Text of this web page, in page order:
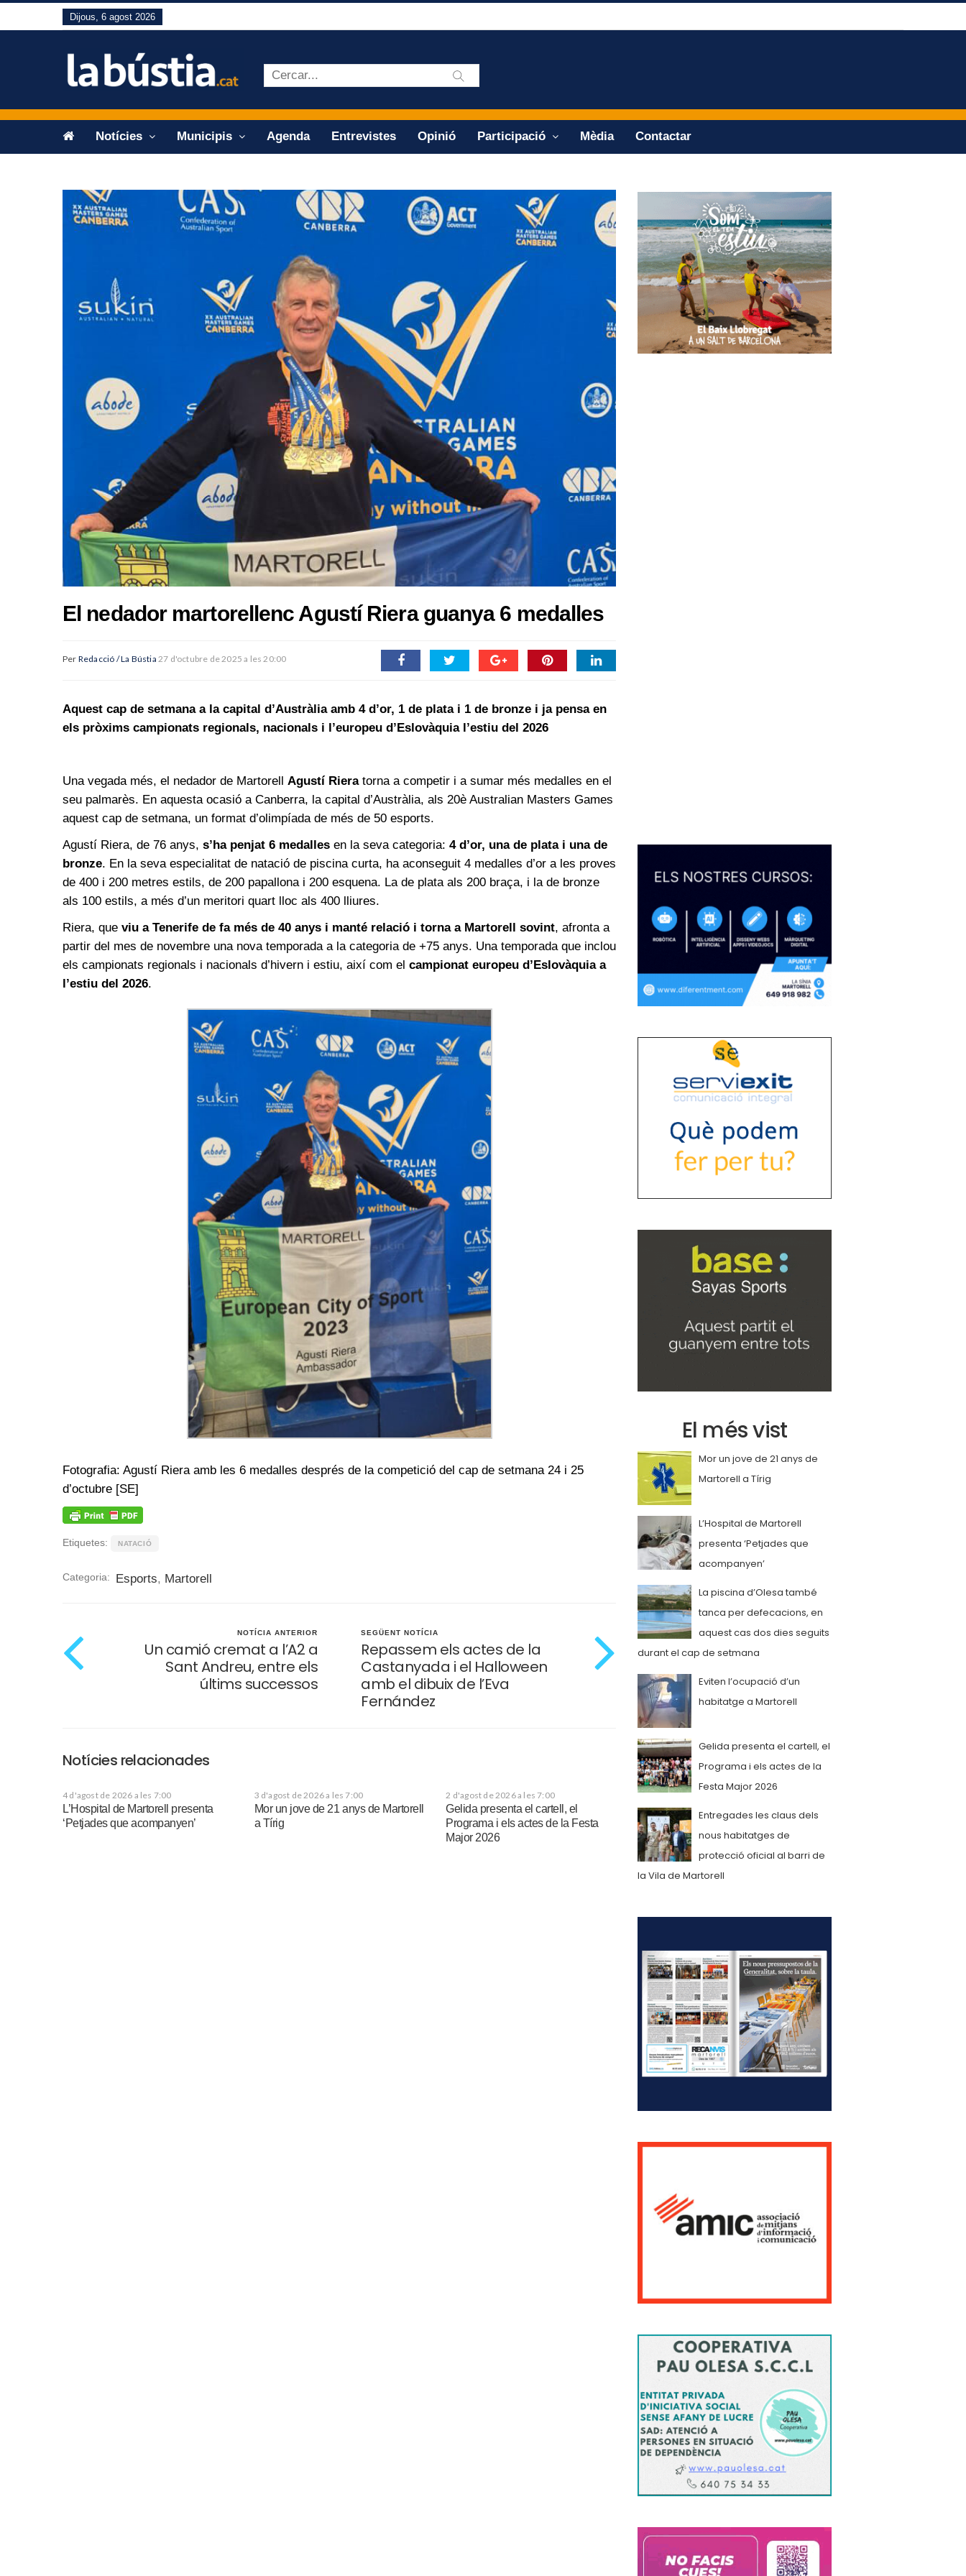
Dijous, 6 agost 2026
Notícies Municipis Agenda Entrevistes Opinió Participació Mèdia Contactar
El nedador martorellenc Agustí Riera guanya 6 medalles
Per Redacció / La Bústia 27 d'octubre de 2025 a les 20:00
Aquest cap de setmana a la capital d’Austràlia amb 4 d’or, 1 de plata i 1 de bronze i ja pensa en
els pròxims campionats regionals, nacionals i l’europeu d’Eslovàquia l’estiu del 2026
Una vegada més, el nedador de Martorell Agustí Rieratorna a competir i a sumar més medalles en el
seu palmarès. En aquesta ocasió a Canberra, la capital d’Austràlia, als 20è Australian Masters Games
aquest cap de setmana, un format d’olimpíada de més de 50 esports.
Agustí Riera, de 76 anys, s’ha penjat 6 medalles en la seva categoria: 4 d’or, una de plata i una de
bronze. En la seva especialitat de natació de piscina curta, ha aconseguit 4 medalles d’or a les proves
de 400 i 200 metres estils, de 200 papallona i 200 esquena. La de plata als 200 braça, i la de bronze
als 100 estils, a més d’un meritori quart lloc als 400 lliures.
Riera, que viu a Tenerife de fa més de 40 anys i manté relació i torna a Martorell sovint, afronta a
partir del mes de novembre una nova temporada a la categoria de +75 anys. Una temporada que inclou
els campionats regionals i nacionals d’hivern i estiu, així com el campionat europeu d’Eslovàquia a
l’estiu del 2026.
Fotografia: Agustí Riera amb les 6 medalles després de la competició del cap de setmana 24 i 25
d’octubre [SE]
Etiquetes: NATACIÓ
Categoria: Esports, Martorell
NOTÍCIA ANTERIOR
Un camió cremat a l’A2 a
Sant Andreu, entre els
últims successos
SEGÜENT NOTÍCIA
Repassem els actes de la
Castanyada i el Halloween
amb el dibuix de l’Eva
Fernández
Notícies relacionades
4 d'agost de 2026 a les 7:00
L’Hospital de Martorell presenta
‘Petjades que acompanyen’
3 d'agost de 2026 a les 7:00
Mor un jove de 21 anys de Martorell
a Tírig
2 d'agost de 2026 a les 7:00
Gelida presenta el cartell, el
Programa i els actes de la Festa
Major 2026
El més vist
Mor un jove de 21 anys de
Martorell a Tírig
L’Hospital de Martorell
presenta ‘Petjades que
acompanyen’
La piscina d’Olesa també
tanca per defecacions, en
aquest cas dos dies seguits
durant el cap de setmana
Eviten l’ocupació d’un
habitatge a Martorell
Gelida presenta el cartell, el
Programa i els actes de la
Festa Major 2026
Entregades les claus dels
nous habitatges de
protecció oficial al barri de
la Vila de Martorell